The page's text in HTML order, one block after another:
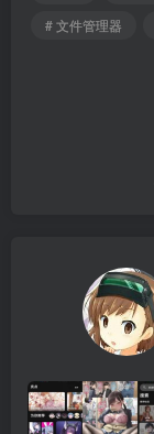
# 文件管理器